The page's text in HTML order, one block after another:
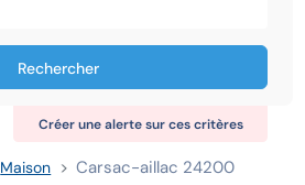
Rechercher
Créer une alerte sur ces critères
Maison Carsac-aillac 24200